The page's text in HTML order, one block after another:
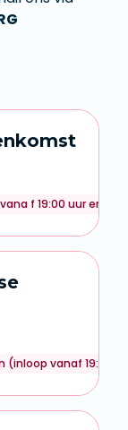
f 19:00 uur en
(inloop vanaf 19:15